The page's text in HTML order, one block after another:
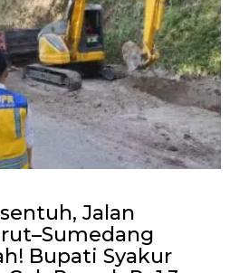
Jalan
Bupati Syakur